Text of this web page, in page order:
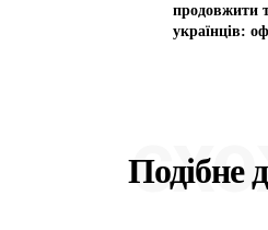
продовжити
українців:
Подібне